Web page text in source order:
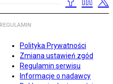
REGULAMIN
Polityka Prywatności
Zmiana ustawień zgód
Regulamin serwisu
Informacje o nadawcy